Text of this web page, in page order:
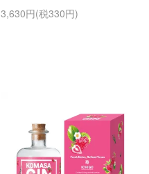
3,630円(税330円)